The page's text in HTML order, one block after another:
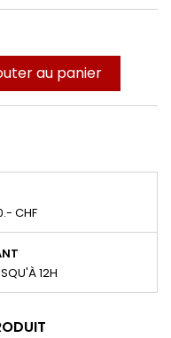
au panier
CHF
12H